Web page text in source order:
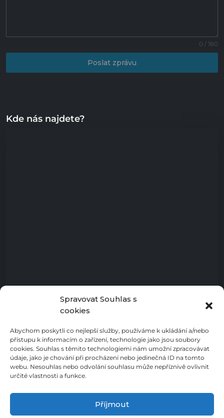
Spravovat Souhlas s
cookies
Abychom poskytli co nejlepší služby, používáme k ukládání a/nebo
přístupu k informacím o zařízení, technologie jako jsou soubory
cookies. Souhlas s těmito technologiemi nám umožní zpracovávat
údaje, jako je chování při procházení nebo jedinečná ID na tomto
webu. Nesouhlas nebo odvolání souhlasu může nepříznivě ovlivnit
určité vlastnosti a funkce.
Příjmout
0 / 180
Poslat zprávu
Kde nás najdete?